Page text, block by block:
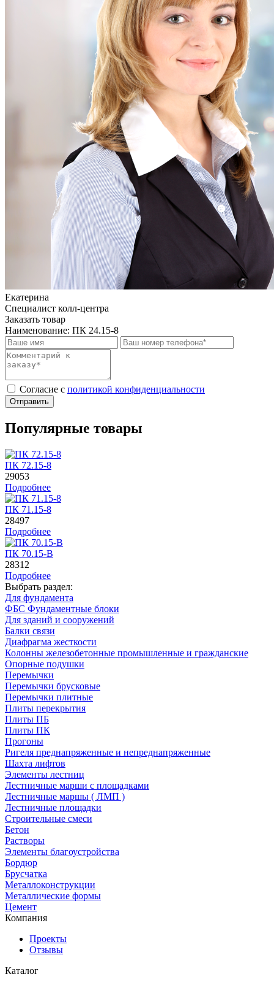
Екатерина
Специалист колл-центра
Заказать товар
Наименование: ПК 24.15-8
Cогласие с политикой конфиденциальности
Отправить
Популярные товары
ПК 72.15-8
29053
Подробнее
ПК 71.15-8
28497
Подробнее
ПК 70.15-B
28312
Подробнее
Выбрать раздел:
Для фундамента
ФБС Фундаментные блоки
Для зданий и сооружений
Балки связи
Диафрагма жесткости
Колонны железобетонные промышленные и гражданские
Опорные подушки
Перемычки
Перемычки брусковые
Перемычки плитные
Плиты перекрытия
Плиты ПБ
Плиты ПК
Прогоны
Ригеля преднапряженные и непреднапряженные
Шахта лифтов
Элементы лестниц
Лестничные марши с площадками
Лестничные маршы ( ЛМП )
Лестничные площадки
Строительные смеси
Бетон
Растворы
Элементы благоустройства
Бордюр
Брусчатка
Металлоконструкции
Металлические формы
Цемент
Компания
Проекты
Отзывы
Каталог